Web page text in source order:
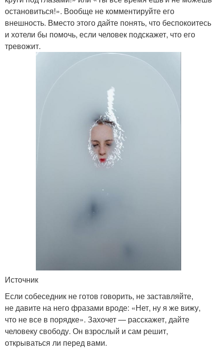
остановиться!». Вообще не комментируйте его
внешность. Вместо этого дайте понять, что беспокоитесь
и хотели бы помочь, если человек подскажет, что его
тревожит.
Источник
Если собеседник не готов говорить, не заставляйте,
не давите на него фразами вроде: «Нет, ну я же вижу,
что не все в порядке». Захочет — расскажет, дайте
человеку свободу. Он взрослый и сам решит,
открываться ли перед вами.